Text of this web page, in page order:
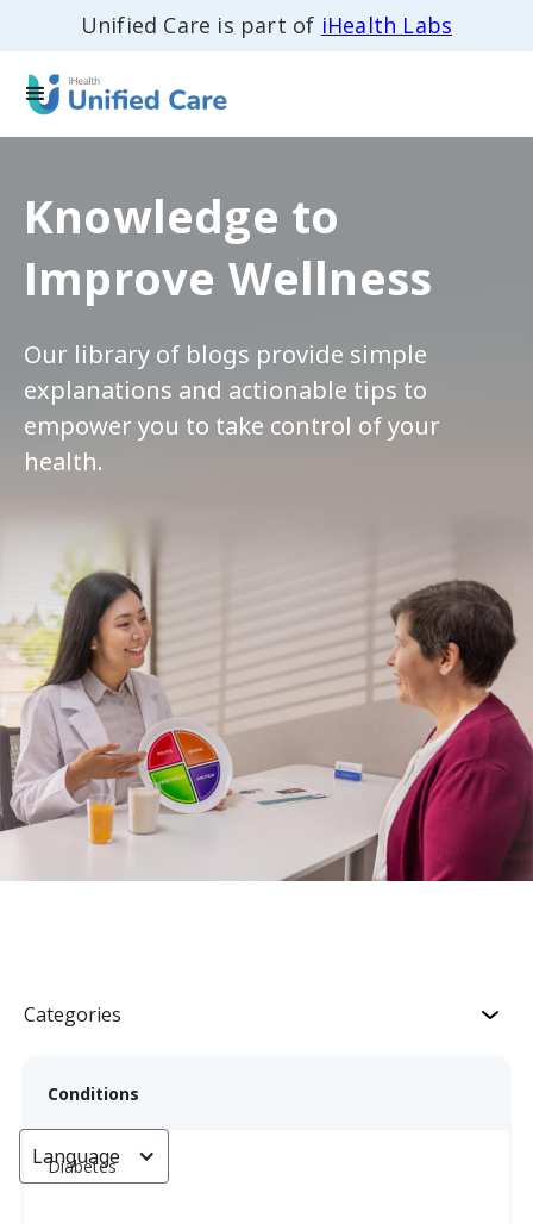
Unified Care is part of iHealth Labs
Knowledge to
Improve Wellness
Our library of blogs provide simple
explanations and actionable tips to
empower you to take control of your
health.
Categories
Conditions
Diabetes
Language